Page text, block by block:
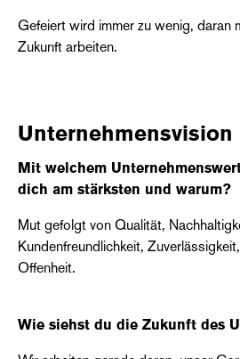
Gefeiert wird immer zu wenig, daran
Zukunft arbeiten.
Unternehmensvision
Mit welchem
dich am stärksten und warum?
Mut gefolgt von Qualität,
Kundenfreundlichkeit,
Offenheit.
Wie siehst du die Zukunft des